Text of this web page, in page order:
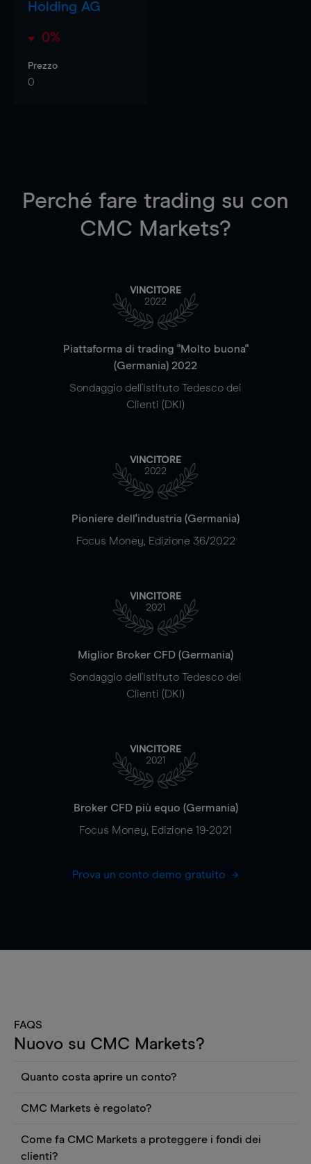
Holding AG
0%
Prezzo
0
Perché fare trading su con
CMC Markets?
VINCITORE
2022
Piattaforma di trading "Molto buona"
(Germania) 2022
Sondaggio dell'Istituto Tedesco dei
Clienti (DKI)
VINCITORE
2022
Pioniere dell'industria (Germania)
Focus Money, Edizione 36/2022
VINCITORE
2021
Miglior Broker CFD (Germania)
Sondaggio dell'Istituto Tedesco dei
Clienti (DKI)
VINCITORE
2021
Broker CFD più equo (Germania)
Focus Money, Edizione 19-2021
Prova un conto demo gratuito
FAQS
Nuovo su CMC Markets?
Quanto costa aprire un conto?
Puoi anche visualizzare gratuitamente i prezzi e
utilizzare strumenti come grafici, notizie Reuters
o rapporti quantitativi sui titoli azionari di
CMC Markets è regolato?
regolamentato dall'Autorità federale tedesca di
Come fa CMC Markets a proteggere i fondi dei
clienti?